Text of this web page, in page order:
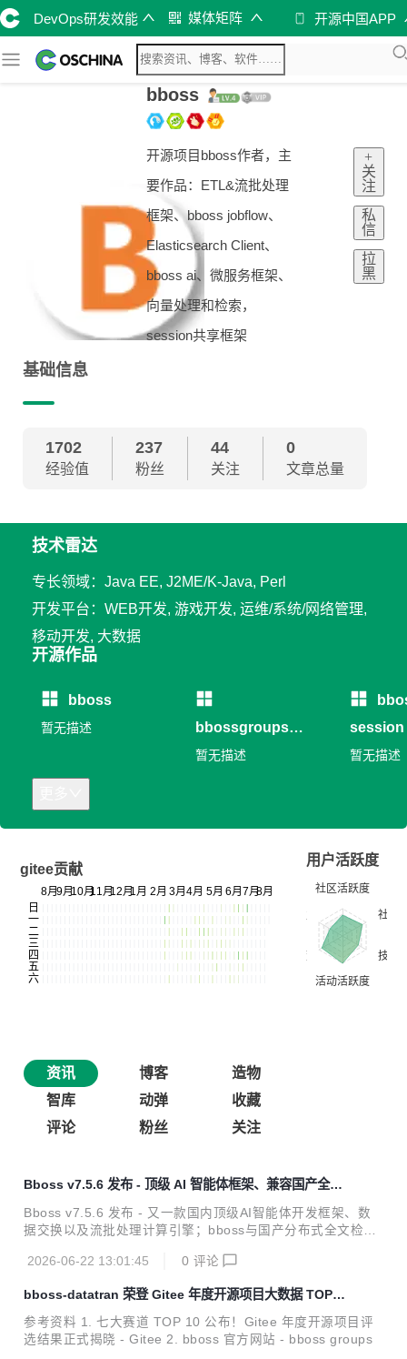
DevOps研发效能 媒体矩阵 开源中国APP
bboss
开源项目bboss作者，主
要作品：ETL&流批处理
框架、bboss jobflow、
Elasticsearch Client、
bboss ai、微服务框架、
向量处理和检索，
session共享框架
+
关
注
私
信
拉
黑
基础信息
1702
经验值
237
粉丝
44
关注
0
文章总量
技术雷达
专长领域：Java EE, J2ME/K-Java, Perl
开发平台：WEB开发, 游戏开发, 运维/系统/网络管理,
移动开发, 大数据
开源作品
bboss
暂无描述
bbossgroups
RPC
暂无描述
session
暂无描述
gitee贡献
用户活跃度
资讯 博客
造物
智库
动弹
收藏
评论
粉丝 关注
Bboss v7.5.6 发布 - 顶级 AI 智能体框架、兼容国产全文
检索产品 Easysearch
Bboss v7.5.6 发布 - 又一款国内顶级AI智能体开发框架、数
据交换以及流批处理计算引擎；bboss与国产分布式全文检索
户端全面兼容Easysearch全系列版本；带来诸多功能改进和b
-Action模式；基于bboss有向循环图实现多智能体编排和自主
循环迭代，支持并行、串行、条件、路由、裁判、通用、循环l
oop等多种智能体节点，轻松按需编排一切可能的任务节点到
智能体工作流；支持智能体工作流定时调度执行，提供节假日
2026-06-22 13:01:45 0 评论
bboss-datatran 荣登 Gitee 年度开源项目大数据 TOP10
榜单
参考资料 1. 七大赛道 TOP 10 公布！Gitee 年度开源项目评
选结果正式揭晓 - Gitee 2. bboss 官方网站 - bboss groups